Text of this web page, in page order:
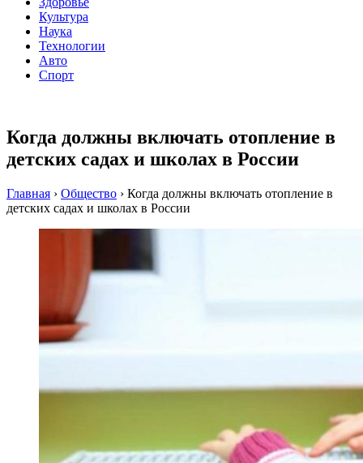
Культура
Наука
Технологии
Авто
Спорт
Когда должны включать отопление в
детских садах и школах в России
Главная › Общество › Когда должны включать отопление в
детских садах и школах в России